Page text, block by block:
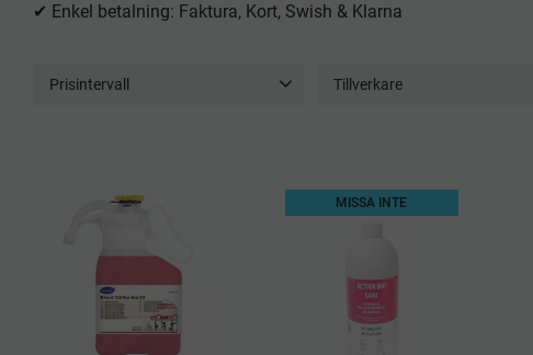
✔ Enkel betalning: Faktura, Kort, Swish & Klarna
Prisintervall Tillverkare
Green Care Professional
Visa fler
MISSA INTE